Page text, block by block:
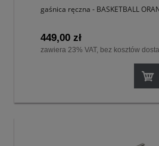
gaśnica ręczna - BASKETBALL
449,00 zł
zawiera 23% VAT, bez kosztów